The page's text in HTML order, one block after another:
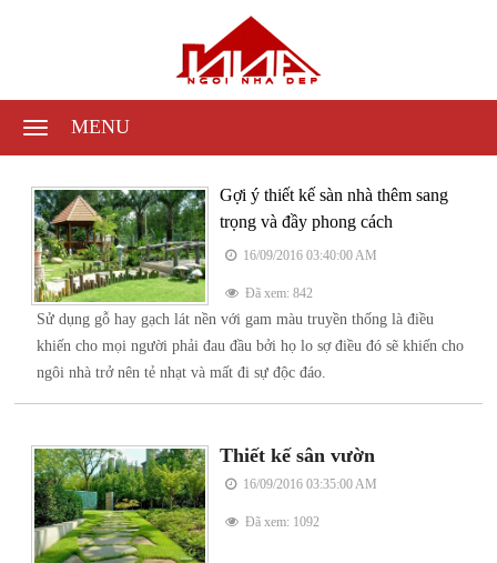
MENU
Gợi ý thiết kế sàn nhà thêm sang
trọng và đầy phong cách
16/09/2016 03:40:00 AM
Đã xem: 842
Sử dụng gỗ hay gạch lát nền với gam màu truyền thống là điều
khiến cho mọi người phải đau đầu bởi họ lo sợ điều đó sẽ khiến cho
ngôi nhà trở nên tẻ nhạt và mất đi sự độc đáo.
Thiết kế sân vườn
16/09/2016 03:35:00 AM
Đã xem: 1092